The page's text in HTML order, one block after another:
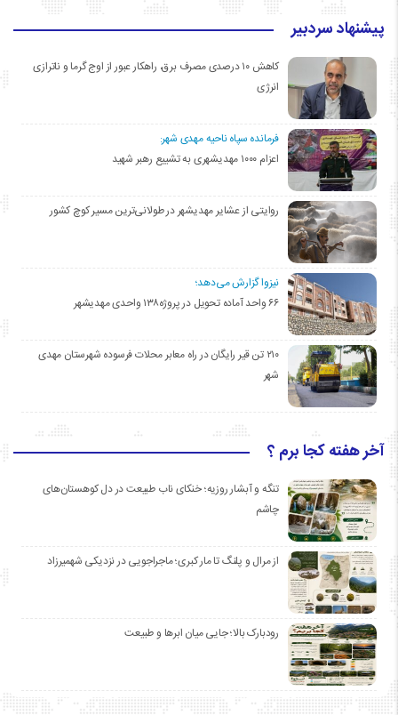
پیشنهاد سردبیر
کاهش ۱۰ درصدی مصرف برق، راهکار عبور از اوج گرما و ناترازی
انرژی
فرمانده سپاه ناحیه مهدی شهر:
اعزام ۱۰۰۰ مهدیشهری به تشییع رهبر شهید
روایتی از عشایر مهدیشهر در طولانی‌ترین مسیر کوچ کشور
نیزوا گزارش می‌دهد؛
۶۶ واحد آماده تحویل در پروژه۱۳۸ واحدی مهدیشهر
۲۱۰ تن قیر رایگان در راه معابر محلات فرسوده شهرستان مهدی
شهر
آخر هفته کجا برم ؟
تنگه و آبشار روزیه؛ خنکای ناب طبیعت در دل کوهستان‌های
چاشم
از مرال و پلنگ تا مار کبری؛ ماجراجویی در نزدیکی شهمیرزاد
رودبارک بالا؛ جایی میان ابرها و طبیعت